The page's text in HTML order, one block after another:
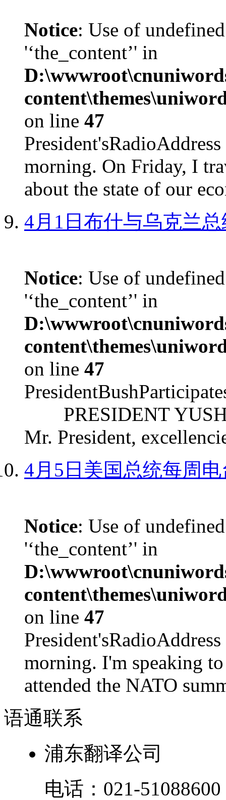
Notice: Use of
'‘the_content’' in
on line 47
morning. On Friday, I
about the state of our
4月1日布什与乌克兰
Notice: Use of
'‘the_content’' in
on line 47
PRESIDENT
Mr. President,
4月5日美国总统每周
Notice: Use of
'‘the_content’' in
on line 47
morning. I'm speaking
attended the NATO
语通联系
浦东翻译公司
电话： 021-51088600